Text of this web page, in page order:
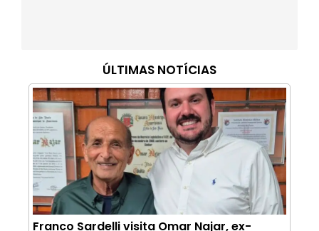
ÚLTIMAS NOTÍCIAS
Franco Sardelli visita Omar Najar, ex-